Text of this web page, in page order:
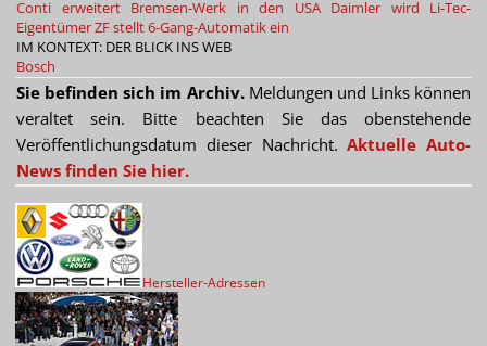
Conti erweitert Bremsen-Werk in den USA Daimler wird Li-Tec-
EigentümerZF stellt 6-Gang-Automatik ein
IM KONTEXT: DER BLICK INS WEB
Bosch
Sie befinden sich im Archiv.Meldungen und Links können
veraltet sein. Bitte beachten Sie das obenstehende
Veröffentlichungsdatum dieser Nachricht.Aktuelle Auto-
News finden Sie hier.
Hersteller-Adressen